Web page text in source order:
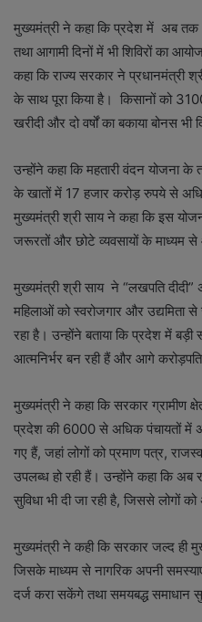
मुख्यमंत्री ने कहा कि प्रदेश में अब तक
तथा आगामी दिनों में भी शिविरों का
कहा कि राज्य सरकार ने प्रधानमंत्री
के साथ पूरा किया है। किसानों को
खरीदी और दो वर्षों का बकाया बोनस भी
उन्होंने कहा कि महतारी वंदन योजना
के खातों में 17 हजार करोड़ रुपये से
मुख्यमंत्री श्री साय ने कहा कि इस
जरूरतों और छोटे व्यवसायों के माध्यम से
मुख्यमंत्री श्री साय ने “लखपति
महिलाओं को स्वरोजगार और
रहा है। उन्होंने बताया कि प्रदेश में
आत्मनिर्भर बन रही हैं और आगे करोड़पति
मुख्यमंत्री ने कहा कि सरकार ग्रामीण
प्रदेश की 6000 से अधिक पंचायतों में
गए हैं, जहां लोगों को प्रमाण पत्र,
उपलब्ध हो रही हैं। उन्होंने कहा कि अब
सुविधा भी दी जा रही है, जिससे लोगों
मुख्यमंत्री ने कही कि सरकार जल्द ही
जिसके माध्यम से नागरिक अपनी
दर्ज करा सकेंगे तथा समयबद्ध समाधान